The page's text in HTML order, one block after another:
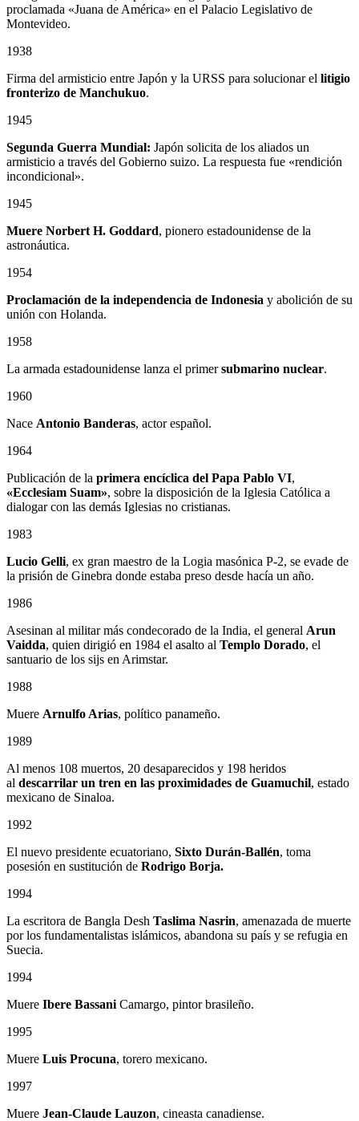
proclamada «Juana de América» en el Palacio Legislativo de
Montevideo.
1938
Firma del armisticio entre Japón y la URSS para solucionar el litigio
fronterizo de Manchukuo.
1945
Segunda Guerra Mundial: Japón solicita de los aliados un
armisticio a través del Gobierno suizo. La respuesta fue «rendición
incondicional».
1945
Muere Norbert H. Goddard, pionero estadounidense de la
astronáutica.
1954
Proclamación de la independencia de Indonesia y abolición de su
unión con Holanda.
1958
La armada estadounidense lanza el primersubmarino nuclear.
1960
Nace Antonio Banderas, actor español.
1964
Publicación de la primera encíclica del Papa Pablo VI,
«Ecclesiam Suam», sobre la disposición de la Iglesia Católica a
dialogar con las demás Iglesias no cristianas.
1983
Lucio Gelli, ex gran maestro de la Logia masónica P-2, se evade de
la prisión de Ginebra donde estaba preso desde hacía un año.
1986
Asesinan al militar más condecorado de la India, el general Arun
Vaidda, quien dirigió en 1984 el asalto al Templo Dorado, el
santuario de los sijs en Arimstar.
1988
Muere Arnulfo Arias, político panameño.
1989
Al menos 108 muertos, 20 desaparecidos y 198 heridos
al descarrilar un tren en las proximidades de Guamuchil, estado
mexicano de Sinaloa.
1992
El nuevo presidente ecuatoriano, Sixto Durán-Ballén, toma
posesión en sustitución de Rodrigo Borja.
1994
La escritora de Bangla Desh Taslima Nasrin, amenazada de muerte
por los fundamentalistas islámicos, abandona su país y se refugia en
Suecia.
1994
Muere Ibere Bassani Camargo, pintor brasileño.
1995
Muere Luis Procuna, torero mexicano.
1997
Muere Jean-Claude Lauzon, cineasta canadiense.